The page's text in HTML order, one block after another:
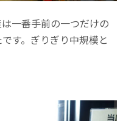
一番手前の一つだけの
す。ぎりぎり中規模と